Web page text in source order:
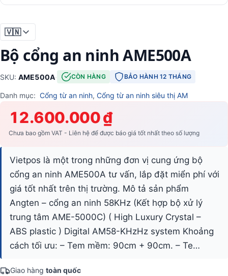
🇻🇳
Bộ cổng an ninh AME500A
SKU: AME500A· CÒN HÀNG BẢO HÀNH 12 THÁNG
Danh mục: Cổng từ an ninh, Cổng từ an ninh siêu thị AM
12.600.000 ₫
Chưa bao gồm VAT - Liên hệ để được báo giá tốt nhất theo số lượng
Vietpos là một trong những đơn vị cung ứng bộ
cổng an ninh AME500A tư vấn, lắp đặt miển phí với
giá tốt nhất trên thị trường. Mô tả sản phẩm
Angten – cổng an ninh 58KHz (Kết hợp bộ xử lý
trung tâm AME-5000C) ( High Luxury Crystal –
ABS plastic ) Digital AM58-KHzHz system Khoảng
cách tối ưu: – Tem mềm: 90cm + 90cm. – Te…
Giao hàng toàn quốc